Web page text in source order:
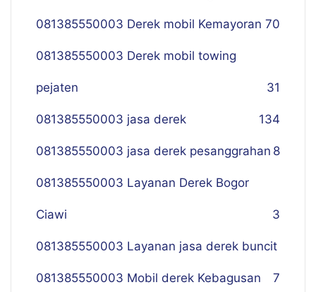
081385550003 Derek mobil Kemayoran 70
081385550003 Derek mobil towing
pejaten 31
081385550003 jasa derek 134
081385550003 jasa derek pesanggrahan 8
081385550003 Layanan Derek Bogor
Ciawi 3
081385550003 Layanan jasa derek buncit
7
081385550003 Mobil derek Kebagusan